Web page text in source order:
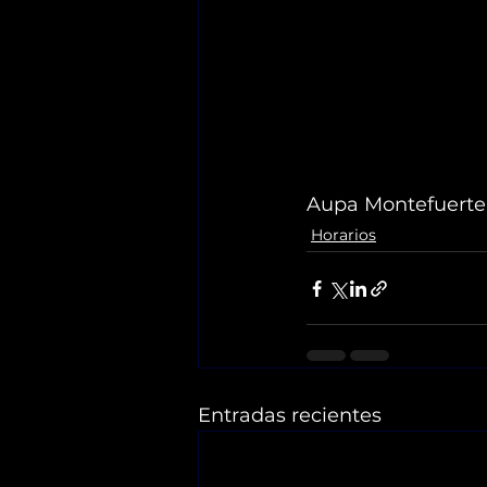
Aupa
Horarios
Entradas recientes